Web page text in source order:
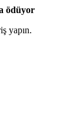
ödüyor
yapın.